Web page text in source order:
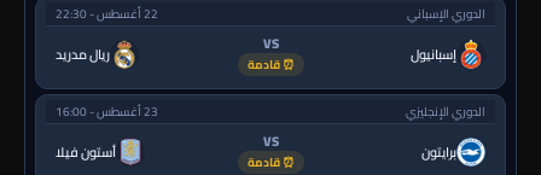
الدوري الإسباني 22 أغسطس - 22:30
إسبانيول VS
⏰ قادمة ريال مدريد
الدوري الإنجليزي 23 أغسطس - 16:00
برايتون VS
⏰ قادمة أستون فيلا